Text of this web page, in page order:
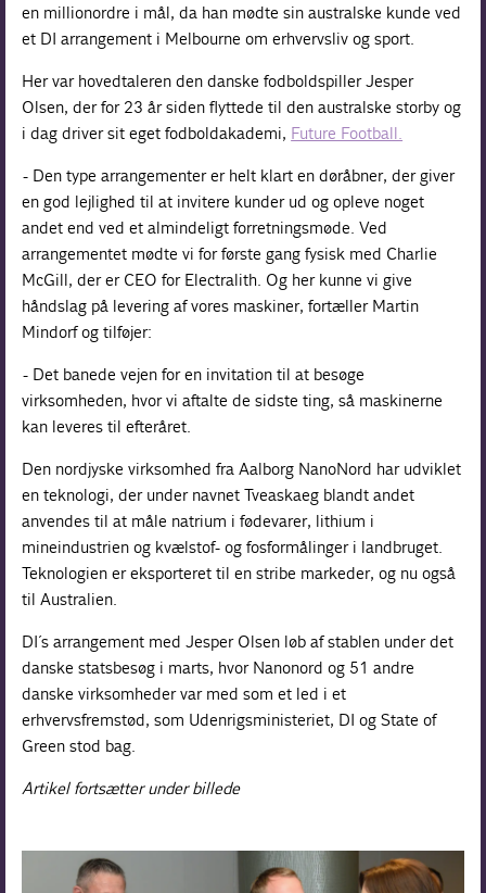
en millionordre i mål, da han mødte sin australske kunde ved
et DI arrangement i Melbourne om erhvervsliv og sport.
Her var hovedtaleren den danske fodboldspiller Jesper
Olsen, der for 23 år siden flyttede til den australske storby og
i dag driver sit eget fodboldakademi, Future Football.
- Den type arrangementer er helt klart en døråbner, der giver
en god lejlighed til at invitere kunder ud og opleve noget
andet end ved et almindeligt forretningsmøde. Ved
arrangementet mødte vi for første gang fysisk med Charlie
McGill, der er CEO for Electralith. Og her kunne vi give
håndslag på levering af vores maskiner, fortæller Martin
Mindorf og tilføjer:
- Det banede vejen for en invitation til at besøge
virksomheden, hvor vi aftalte de sidste ting, så maskinerne
kan leveres til efteråret.
Den nordjyske virksomhed fra Aalborg NanoNord har udviklet
en teknologi, der under navnet Tveaskaeg blandt andet
anvendes til at måle natrium i fødevarer, lithium i
mineindustrien og kvælstof- og fosformålinger i landbruget.
Teknologien er eksporteret til en stribe markeder, og nu også
til Australien.
DI´s arrangement med Jesper Olsen løb af stablen under det
danske statsbesøg i marts, hvor Nanonord og 51 andre
danske virksomheder var med som et led i et
erhvervsfremstød, som Udenrigsministeriet, DI og State of
Green stod bag.
Artikel fortsætter under billede